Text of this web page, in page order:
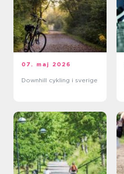
07. maj 2026
Downhill cykling i sverige